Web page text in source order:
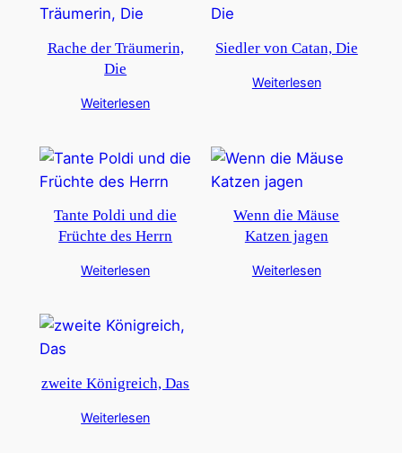
Rache der Träumerin,
Die
Weiterlesen
Siedler von Catan, Die
Weiterlesen
Tante Poldi und die
Früchte des Herrn
Weiterlesen
Wenn die Mäuse
Katzen jagen
Weiterlesen
zweite Königreich, Das
Weiterlesen